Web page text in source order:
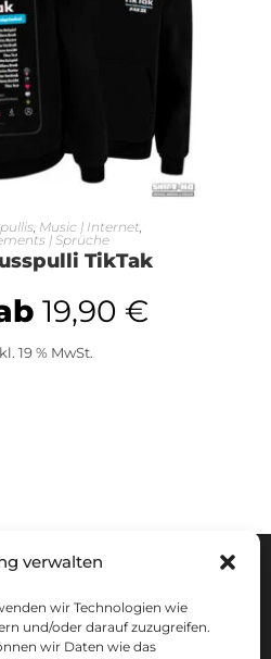
verwalten
wir Technologien wie
und/oder darauf zuzugreifen.
wir Daten wie das
WÄHLEN
Music | Internet
| Sprüche
TikTak
19,90 €
19 % MwSt.